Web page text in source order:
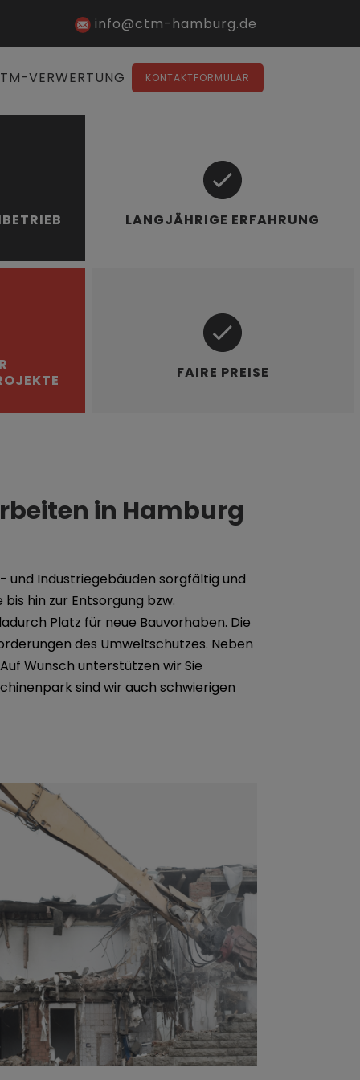
info@ctm-hamburg.de
VERWERTUNG KONTAKTFORMULAR
LANGJÄHRIGE ERFAHRUNG
FAIRE PREISE
in Hamburg
Industriegebäuden sorgfältig und
hin zur Entsorgung bzw.
Platz für neue Bauvorhaben. Die
des Umweltschutzes. Neben
Wunsch unterstützen wir Sie
sind wir auch schwierigen